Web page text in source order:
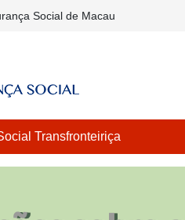
Social de Macau
Transfronteiriça
sobre a Adesão dos